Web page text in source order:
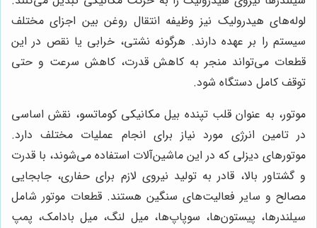
لوله‌های هیدرولیک نیز وظیفه انتقال روغن بین اجزای مختلف
سیستم را بر عهده دارند. هرگونه نشتی، خرابی یا نقص در این
قطعات می‌تواند منجر به کاهش قدرت، کاهش سرعت و حتی
توقف کامل دستگاه شود.
موتور، به عنوان قلب تپنده بیل مکانیکی کوماتسو، نقش اساسی
در تامین انرژی مورد نیاز برای انجام عملیات مختلف دارد.
موتورهای دیزلی که در این ماشین‌آلات استفاده می‌شوند، با قدرت
و گشتاور بالا، قادر به تولید نیروی لازم برای حفاری، جابجایی
مصالح و سایر فعالیت‌های سنگین هستند. قطعات موتور شامل
سیلندرها، پیستون‌ها، سوپاپ‌ها، میل لنگ، میل بادامک، پمپ